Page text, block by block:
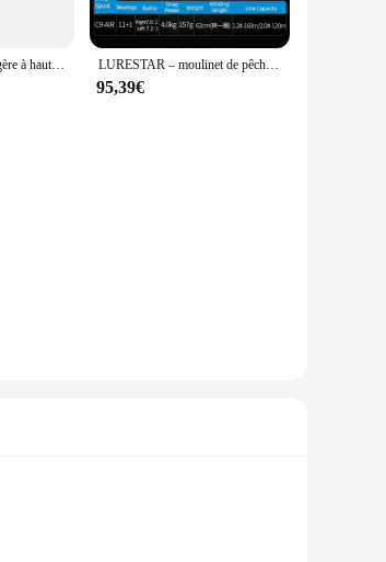
Lurestar-Pêche ultralégère à haute teneur en carbone, action extra rapide, 1.43-1.8m, UL LURESTAR – moulinet de pêche Baitcasting à AIR C9, avec Double bobine de 154g, corps en Fiber de carbone, 11 + 1BB, puissance de frein de 4kg, pour la truite
95,39€